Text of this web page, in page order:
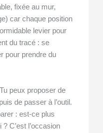
fixée au mur,
car chaque position
levier pour
du tracé : se
pour prendre du
peux proposer de
de passer à l’outil.
: est-ce plus
C’est l’occasion